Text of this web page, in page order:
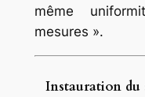
même
mesures ».
Instauration du